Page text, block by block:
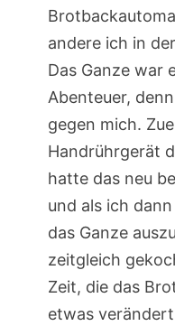
andere ich in
Das Ganze war
Abenteuer,
gegen mich.
Handrührgerät
hatte das neu
und als ich
das Ganze
zeitgleich
Zeit, die das
etwas